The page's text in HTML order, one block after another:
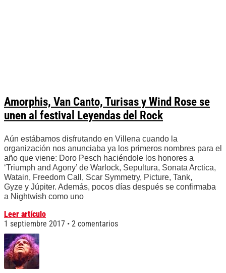
Amorphis, Van Canto, Turisas y Wind Rose se
unen al festival Leyendas del Rock
Aún estábamos disfrutando en Villena cuando la
organización nos anunciaba ya los primeros nombres para el
año que viene: Doro Pesch haciéndole los honores a
‘Triumph and Agony’ de Warlock, Sepultura, Sonata Arctica,
Watain, Freedom Call, Scar Symmetry, Picture, Tank,
Gyze y Júpiter. Además, pocos días después se confirmaba
a Nightwish como uno
Leer artículo
1 septiembre 2017
2 comentarios